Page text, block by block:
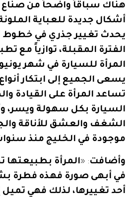
هناك سباقاً واضحاً من صناع
أشكال جديدة للعباية
يحدث تغيير جذري في خطوط
الفترة المقبلة، توازياً مع
المرأة للسيارة في شهر يونيو
يسعى الجميع إلى ابتكار أنواع
تساعد المرأة على القيادة
السيارة بكل سهولة ويسر،
الشغف والعشق للأناقة
موجودة في الخليج منذ
وأضافت: «المرأة بطبيعتها
في أبهى صورة فهذه فطرة
أحد تغييرها، لذلك فهي تميل